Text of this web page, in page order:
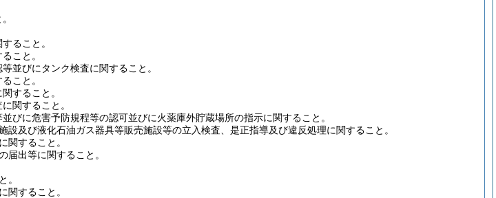
ること。
こと。
並びにタンク検査に関すること。
こと。
すること。
関すること。
びに危害予防規程等の認可並びに火薬庫外貯蔵場所の指示に関すること。
及び液化石油ガス器具等販売施設等の立入検査、是正指導及び違反処理に関すること。
関すること。
出等に関すること。
。
関すること。